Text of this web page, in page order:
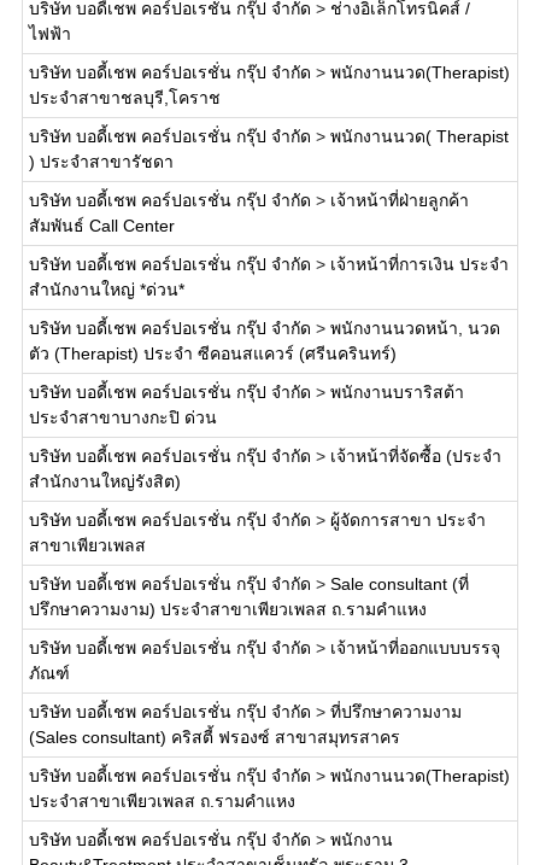
บริษัท บอดี้เชพ คอร์ปอเรชั่น กรุ๊ป จำกัด > ช่างอิเล็กโทรนิคส์ /
ไฟฟ้า
บริษัท บอดี้เชพ คอร์ปอเรชั่น กรุ๊ป จำกัด > พนักงานนวด(Therapist)
ประจำสาขาชลบุรี,โคราช
บริษัท บอดี้เชพ คอร์ปอเรชั่น กรุ๊ป จำกัด > พนักงานนวด( Therapist
) ประจำสาขารัชดา
บริษัท บอดี้เชพ คอร์ปอเรชั่น กรุ๊ป จำกัด > เจ้าหน้าที่ฝ่ายลูกค้า
สัมพันธ์ Call Center
บริษัท บอดี้เชพ คอร์ปอเรชั่น กรุ๊ป จำกัด > เจ้าหน้าที่การเงิน ประจำ
สำนักงานใหญ่ *ด่วน*
บริษัท บอดี้เชพ คอร์ปอเรชั่น กรุ๊ป จำกัด > พนักงานนวดหน้า, นวด
ตัว (Therapist) ประจำ ซีคอนสแควร์ (ศรีนครินทร์)
บริษัท บอดี้เชพ คอร์ปอเรชั่น กรุ๊ป จำกัด > พนักงานบราริสต้า
ประจำสาขาบางกะปิ ด่วน
บริษัท บอดี้เชพ คอร์ปอเรชั่น กรุ๊ป จำกัด > เจ้าหน้าที่จัดซื้อ (ประจำ
สำนักงานใหญ่รังสิต)
บริษัท บอดี้เชพ คอร์ปอเรชั่น กรุ๊ป จำกัด > ผู้จัดการสาขา ประจำ
สาขาเพียวเพลส
บริษัท บอดี้เชพ คอร์ปอเรชั่น กรุ๊ป จำกัด > Sale consultant (ที่
ปรึกษาความงาม) ประจำสาขาเพียวเพลส ถ.รามคำแหง
บริษัท บอดี้เชพ คอร์ปอเรชั่น กรุ๊ป จำกัด > เจ้าหน้าที่ออกแบบบรรจุ
ภัณฑ์
บริษัท บอดี้เชพ คอร์ปอเรชั่น กรุ๊ป จำกัด > ที่ปรึกษาความงาม
(Sales consultant) คริสตี้ ฟรองซ์ สาขาสมุทรสาคร
บริษัท บอดี้เชพ คอร์ปอเรชั่น กรุ๊ป จำกัด > พนักงานนวด(Therapist)
ประจำสาขาเพียวเพลส ถ.รามคำแหง
บริษัท บอดี้เชพ คอร์ปอเรชั่น กรุ๊ป จำกัด > พนักงาน